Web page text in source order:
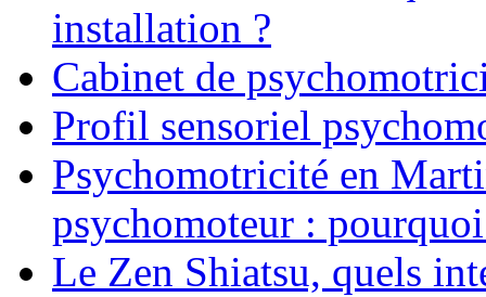
installation ?
Cabinet de
Profil sensoriel
Psychomotricité en
psychomoteur :
Le Zen Shiatsu, quels